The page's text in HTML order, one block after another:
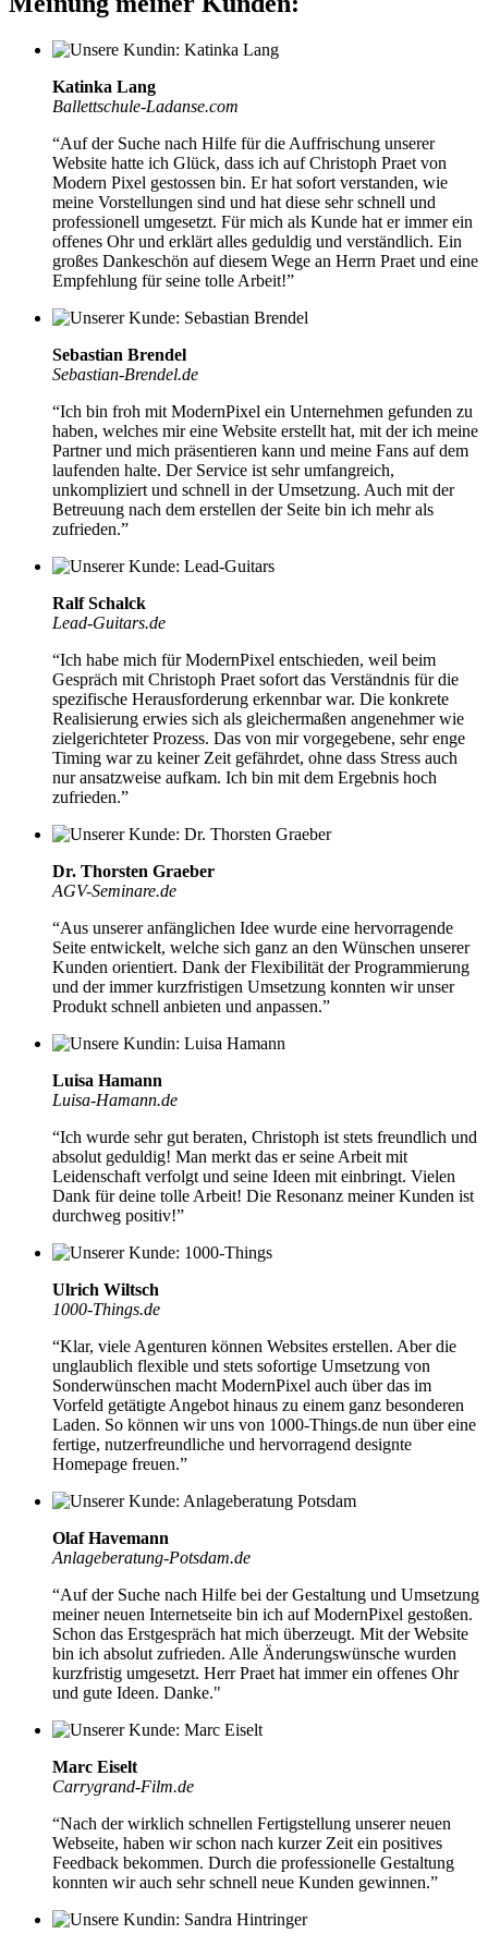
Katinka Lang
Ballettschule-Ladanse.com
“Auf der Suche nach Hilfe für die Auffrischung unserer
Website hatte ich Glück, dass ich auf Christoph Praet von
Modern Pixel gestossen bin. Er hat sofort verstanden, wie
meine Vorstellungen sind und hat diese sehr schnell und
professionell umgesetzt. Für mich als Kunde hat er immer ein
offenes Ohr und erklärt alles geduldig und verständlich. Ein
großes Dankeschön auf diesem Wege an Herrn Praet und eine
Empfehlung für seine tolle Arbeit!”
Sebastian Brendel
Sebastian-Brendel.de
“Ich bin froh mit ModernPixel ein Unternehmen gefunden zu
haben, welches mir eine Website erstellt hat, mit der ich meine
Partner und mich präsentieren kann und meine Fans auf dem
laufenden halte. Der Service ist sehr umfangreich,
unkompliziert und schnell in der Umsetzung. Auch mit der
Betreuung nach dem erstellen der Seite bin ich mehr als
zufrieden.”
Ralf Schalck
Lead-Guitars.de
“Ich habe mich für ModernPixel entschieden, weil beim
Gespräch mit Christoph Praet sofort das Verständnis für die
spezifische Herausforderung erkennbar war. Die konkrete
Realisierung erwies sich als gleichermaßen angenehmer wie
zielgerichteter Prozess. Das von mir vorgegebene, sehr enge
Timing war zu keiner Zeit gefährdet, ohne dass Stress auch
nur ansatzweise aufkam. Ich bin mit dem Ergebnis hoch
zufrieden.”
Dr. Thorsten Graeber
AGV-Seminare.de
“Aus unserer anfänglichen Idee wurde eine hervorragende
Seite entwickelt, welche sich ganz an den Wünschen unserer
Kunden orientiert. Dank der Flexibilität der Programmierung
und der immer kurzfristigen Umsetzung konnten wir unser
Produkt schnell anbieten und anpassen.”
Luisa Hamann
Luisa-Hamann.de
“Ich wurde sehr gut beraten, Christoph ist stets freundlich und
absolut geduldig! Man merkt das er seine Arbeit mit
Leidenschaft verfolgt und seine Ideen mit einbringt. Vielen
Dank für deine tolle Arbeit! Die Resonanz meiner Kunden ist
durchweg positiv!”
Ulrich Wiltsch
1000-Things.de
“Klar, viele Agenturen können Websites erstellen. Aber die
unglaublich flexible und stets sofortige Umsetzung von
Sonderwünschen macht ModernPixel auch über das im
Vorfeld getätigte Angebot hinaus zu einem ganz besonderen
Laden. So können wir uns von 1000-Things.de nun über eine
fertige, nutzerfreundliche und hervorragend designte
Homepage freuen.”
Olaf Havemann
Anlageberatung-Potsdam.de
“Auf der Suche nach Hilfe bei der Gestaltung und Umsetzung
meiner neuen Internetseite bin ich auf ModernPixel gestoßen.
Schon das Erstgespräch hat mich überzeugt. Mit der Website
bin ich absolut zufrieden. Alle Änderungswünsche wurden
kurzfristig umgesetzt. Herr Praet hat immer ein offenes Ohr
und gute Ideen. Danke."
Marc Eiselt
Carrygrand-Film.de
“Nach derwirklich schnellen Fertigstellung unserer neuen
Webseite, haben wir schon nach kurzer Zeit ein positives
Feedback bekommen. Durch die professionelle Gestaltung
konnten wir auch sehr schnell neue Kunden gewinnen.”